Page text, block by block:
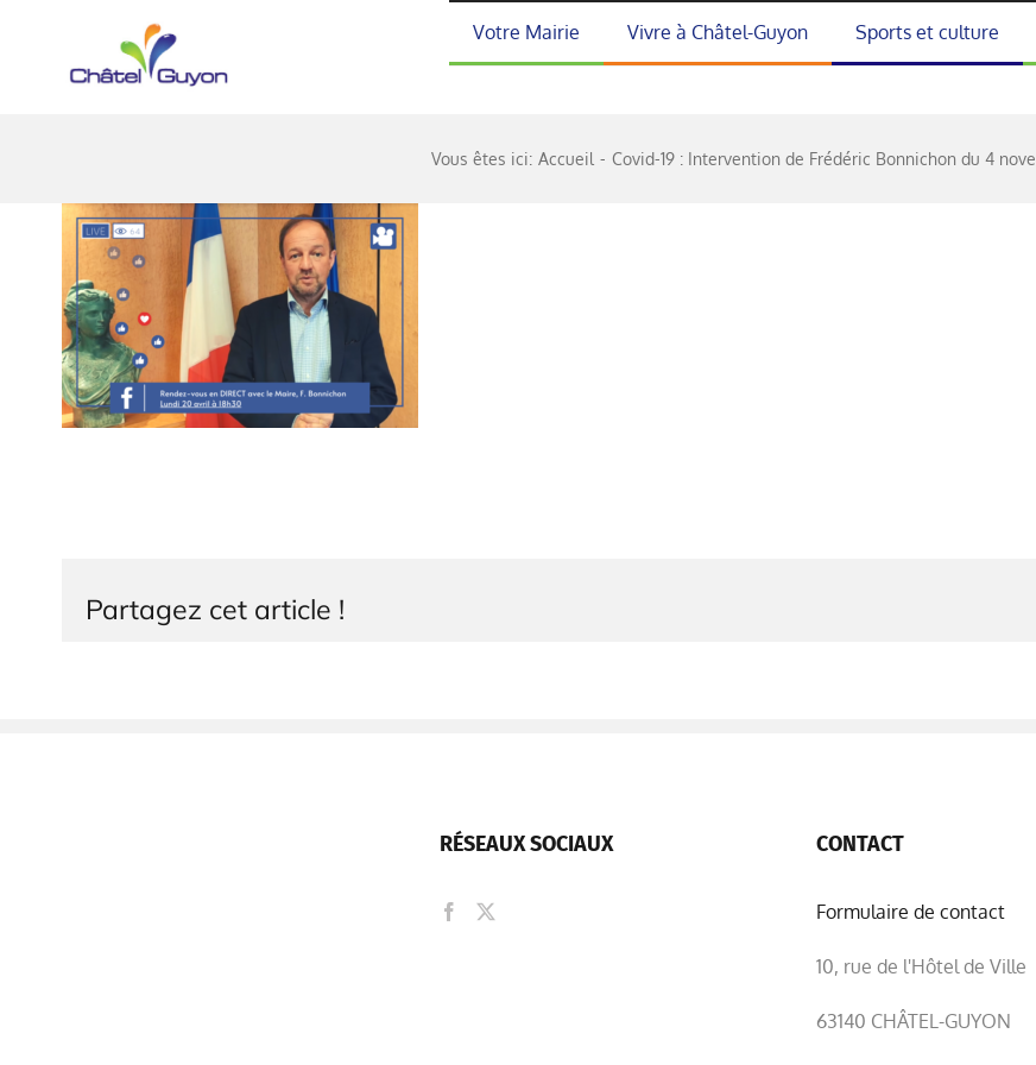
Votre Mairie Vivre à Châtel-Guyon Sports et culture
Vous êtes ici: Accueil Covid-19 : Intervention de Frédéric Bonnichon du 4
Partagez cet article !
RÉSEAUX SOCIAUX CONTACT
Formulaire de contact
10, rue de l'Hôtel de Ville
63140 CHÂTEL-GUYON